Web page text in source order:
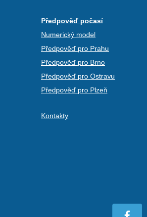
Předpověď počasí
Numerický model
Předpověď pro Prahu
Předpověď pro Brno
Předpověď pro Ostravu
Předpověď pro Plzeň
Kontakty